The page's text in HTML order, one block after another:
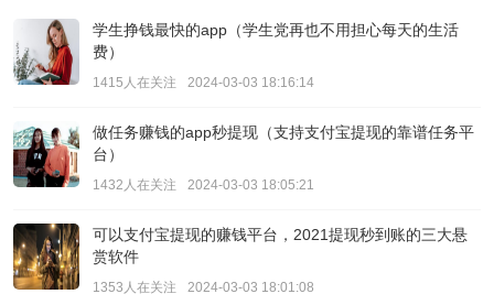
学生挣钱最快的app（学生党再也不用担心每天的生活
费）
1415人在关注 2024-03-03 18:16:14
做任务赚钱的app秒提现（支持支付宝提现的靠谱任务平
台）
1432人在关注 2024-03-03 18:05:21
可以支付宝提现的赚钱平台，2021提现秒到账的三大悬
赏软件
1353人在关注 2024-03-03 18:01:08